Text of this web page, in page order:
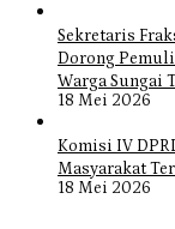
Sekretaris
Dorong
Warga Sungai
18 Mei 2026
Komisi IV
Masyarakat
18 Mei 2026